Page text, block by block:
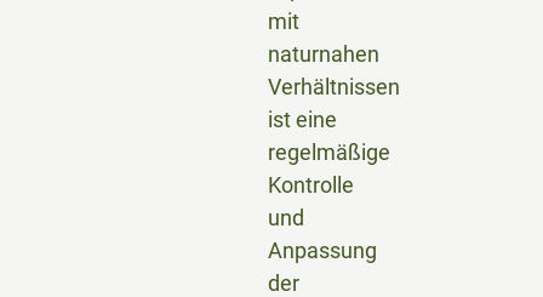
mit
naturnahen
Verhältnissen
ist eine
regelmäßige
Kontrolle
und
Anpassung
der